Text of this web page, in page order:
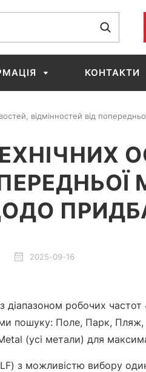
КОНТАКТИ
відмінностей від
2025-09-16
робочих
пошуку: Поле, Парк,
(усі метали) для
з можливістю вибору